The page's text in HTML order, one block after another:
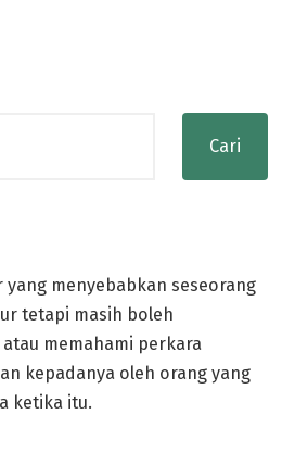
menyebabkan seseorang
tetapi masih boleh
memahami perkara
kepadanya oleh orang yang
ketika itu.